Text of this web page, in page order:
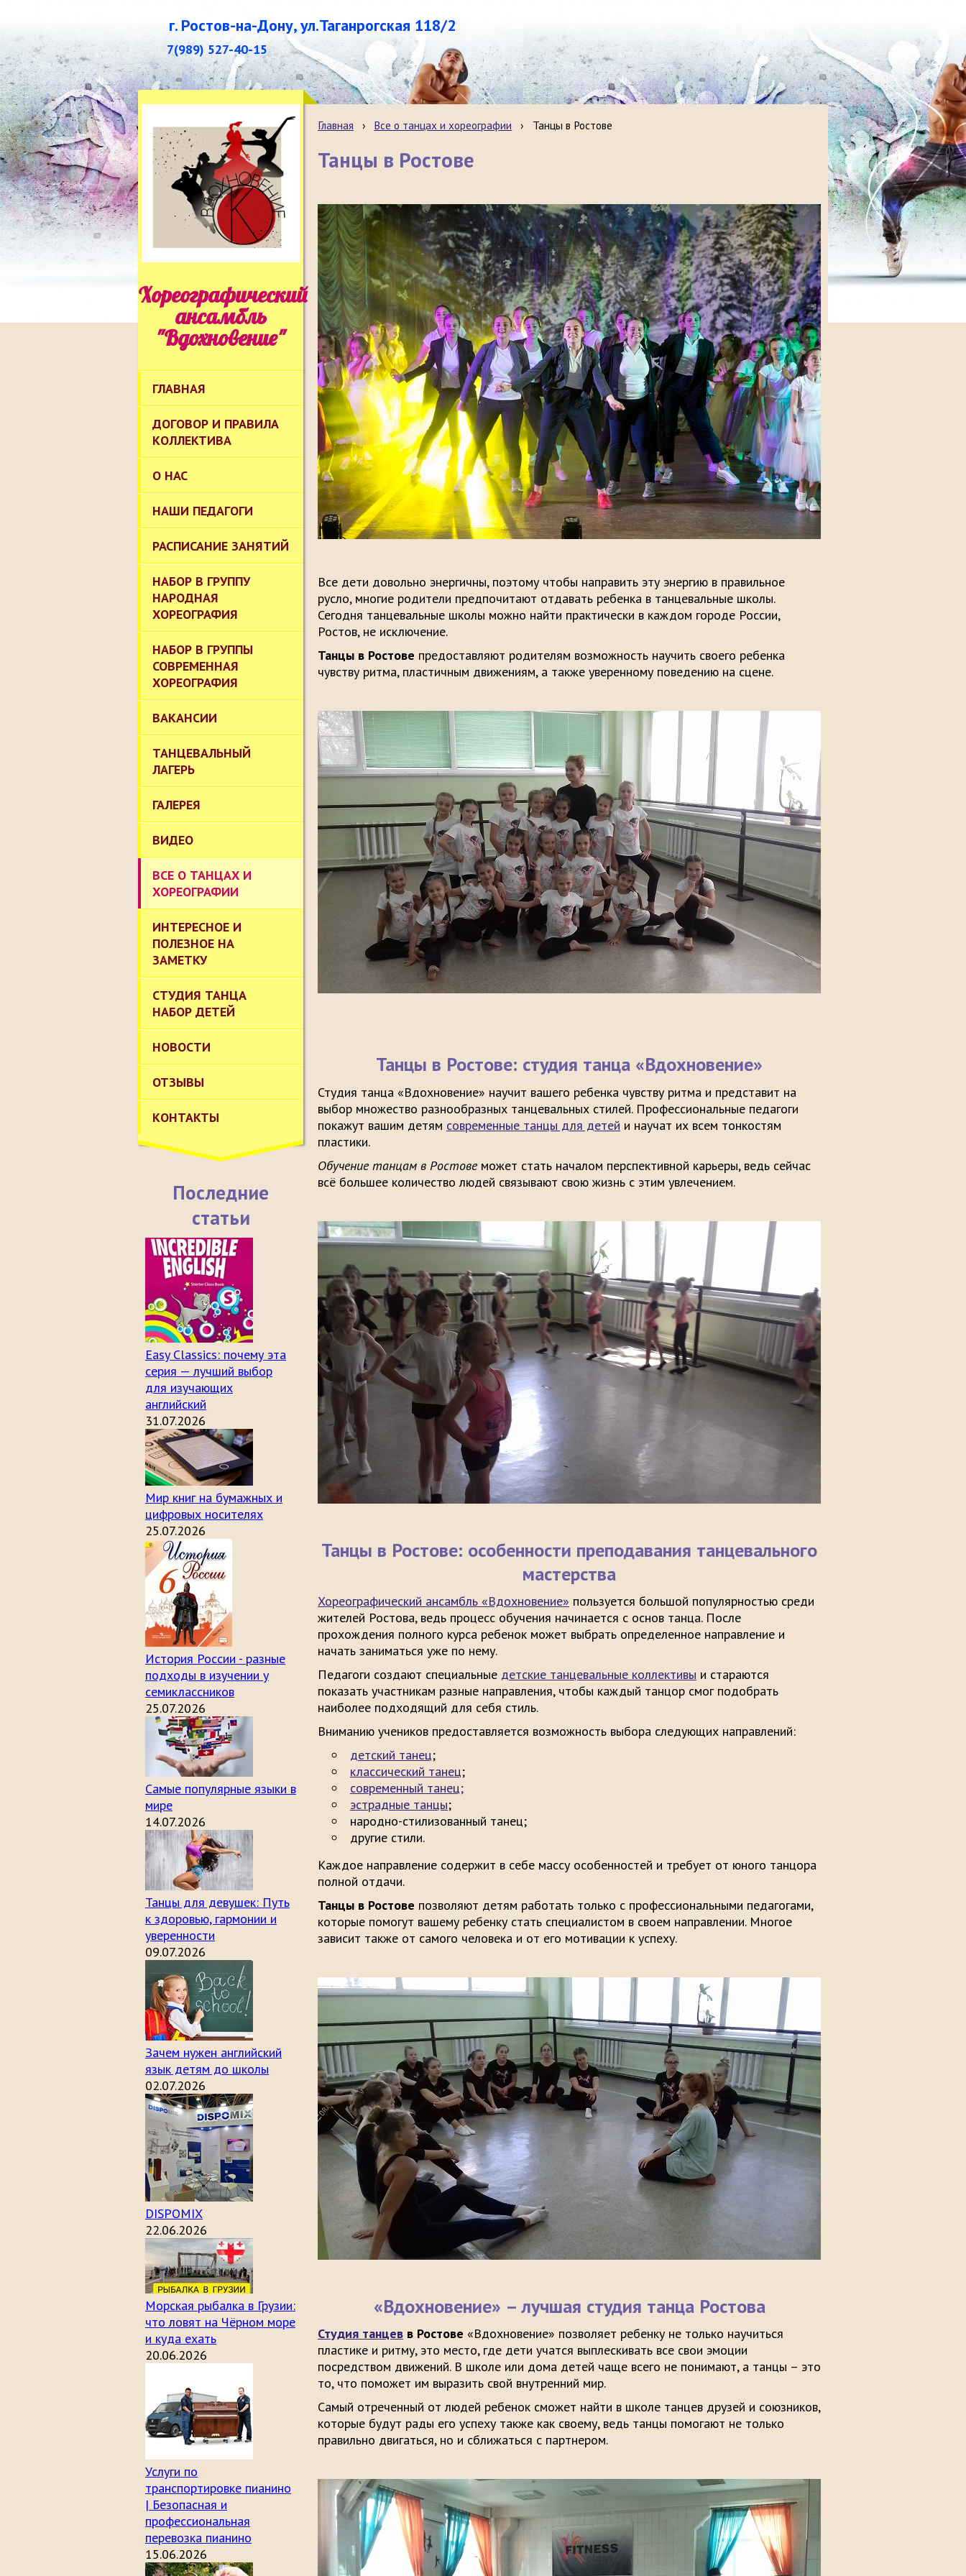
г. Ростов-на-Дону, ул.Таганрогская 118/2
7(989) 527-40-15
Хореографический
ансамбль
"Вдохновение"
ГЛАВНАЯ
ДОГОВОР И ПРАВИЛА
КОЛЛЕКТИВА
О НАС
НАШИ ПЕДАГОГИ
РАСПИСАНИЕ ЗАНЯТИЙ
НАБОР В ГРУППУ
НАРОДНАЯ
ХОРЕОГРАФИЯ
НАБОР В ГРУППЫ
СОВРЕМЕННАЯ
ХОРЕОГРАФИЯ
ВАКАНСИИ
ТАНЦЕВАЛЬНЫЙ
ЛАГЕРЬ
ГАЛЕРЕЯ
ВИДЕО
ВСЕ О ТАНЦАХ И
ХОРЕОГРАФИИ
ИНТЕРЕСНОЕ И
ПОЛЕЗНОЕ НА
ЗАМЕТКУ
СТУДИЯ ТАНЦА
НАБОР ДЕТЕЙ
НОВОСТИ
ОТЗЫВЫ
КОНТАКТЫ
Последние
статьи
Easy Classics: почему эта
серия — лучший выбор
для изучающих
английский
31.07.2026
Мир книг на бумажных и
цифровых носителях
25.07.2026
История России - разные
подходы в изучении у
семиклассников
25.07.2026
Самые популярные языки в
мире
14.07.2026
Танцы для девушек: Путь
к здоровью, гармонии и
уверенности
09.07.2026
Зачем нужен английский
язык детям до школы
02.07.2026
DISPOMIX
22.06.2026
Морская рыбалка в Грузии:
что ловят на Чёрном море
и куда ехать
20.06.2026
Услуги по
транспортировке пианино
| Безопасная и
профессиональная
перевозка пианино
15.06.2026
Главная › Все о танцах и хореографии › Танцы в Ростове
Танцы в Ростове
Все дети довольно энергичны, поэтому чтобы направить эту энергию в правильное
русло, многие родители предпочитают отдавать ребенка в танцевальные школы.
Сегодня танцевальные школы можно найти практически в каждом городе России,
Ростов, не исключение.
Танцы в Ростове предоставляют родителям возможность научить своего ребенка
чувству ритма, пластичным движениям, а также уверенному поведению на сцене.
Танцы в Ростове: студия танца «Вдохновение»
Студия танца «Вдохновение» научит вашего ребенка чувству ритма и представит на
выбор множество разнообразных танцевальных стилей. Профессиональные педагоги
покажут вашим детям современные танцы для детей и научат их всем тонкостям
пластики.
Обучение танцам в Ростовеможет стать началом перспективной карьеры, ведь сейчас
всё большее количество людей связывают свою жизнь с этим увлечением.
Танцы в Ростове: особенности преподавания танцевального
мастерства
Хореографический ансамбль «Вдохновение» пользуется большой популярностью среди
жителей Ростова, ведь процесс обучения начинается с основ танца. После
прохождения полного курса ребенок может выбрать определенное направление и
начать заниматься уже по нему.
Педагоги создают специальные детские танцевальные коллективы и стараются
показать участникам разные направления, чтобы каждый танцор смог подобрать
наиболее подходящий для себя стиль.
Вниманию учеников предоставляется возможность выбора следующих направлений:
детский танец;
классический танец;
современный танец;
эстрадные танцы;
народно-стилизованный танец;
другие стили.
Каждое направление содержит в себе массу особенностей и требует от юного танцора
полной отдачи.
Танцы в Ростове позволяют детям работать только с профессиональными педагогами,
которые помогут вашему ребенку стать специалистом в своем направлении. Многое
зависит также от самого человека и от его мотивации к успеху.
«Вдохновение» – лучшая студия танца Ростова
Студия танцев в Ростове «Вдохновение» позволяет ребенку не только научиться
пластике и ритму, это место, где дети учатся выплескивать все свои эмоции
посредством движений. В школе или дома детей чаще всего не понимают, а танцы – это
то, что поможет им выразить свой внутренний мир.
Самый отреченный от людей ребенок сможет найти в школе танцев друзей и союзников,
которые будут рады его успеху также как своему, ведь танцы помогают не только
правильно двигаться, но и сближаться с партнером.